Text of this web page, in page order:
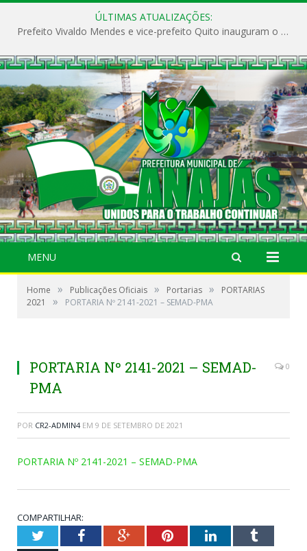
ÚLTIMAS ATUALIZAÇÕES:
Prefeito Vivaldo Mendes e vice-prefeito Quito inauguram o CAPS e fortalecem a saúde pública em Anajás.
MENU
Home » Publicações Oficiais » Portarias »
PORTARIAS
2021
» PORTARIA Nº 2141-2021 – SEMAD-PMA
PORTARIA Nº 2141-2021 – SEMAD-
PMA
0
POR CR2-ADMIN4 EM 9 DE SETEMBRO DE 2021
PORTARIA Nº 2141-2021 – SEMAD-PMA
COMPARTILHAR:
TwitterFacebookGoogle+PinterestLinkedInTumblr